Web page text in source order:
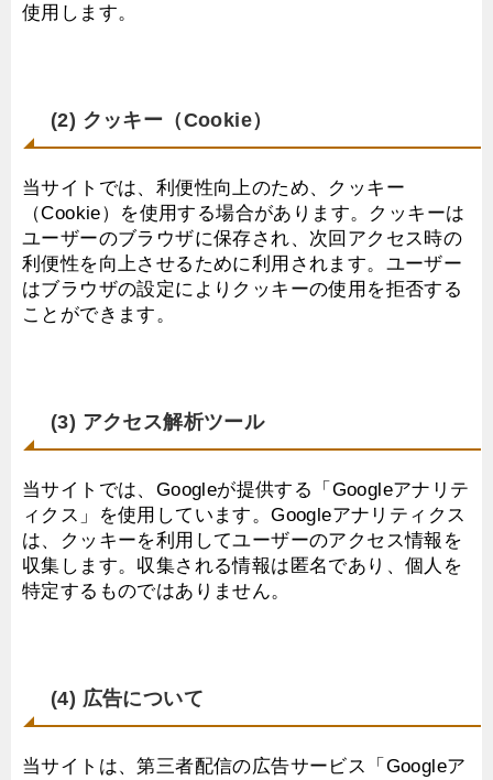
使用します。
(2) クッキー（Cookie）
当サイトでは、利便性向上のため、クッキー
（Cookie）を使用する場合があります。クッキーは
ユーザーのブラウザに保存され、次回アクセス時の
利便性を向上させるために利用されます。ユーザー
はブラウザの設定によりクッキーの使用を拒否する
ことができます。
(3) アクセス解析ツール
当サイトでは、Googleが提供する「Googleアナリテ
ィクス」を使用しています。Googleアナリティクス
は、クッキーを利用してユーザーのアクセス情報を
収集します。収集される情報は匿名であり、個人を
特定するものではありません。
(4) 広告について
当サイトは、第三者配信の広告サービス「Googleア